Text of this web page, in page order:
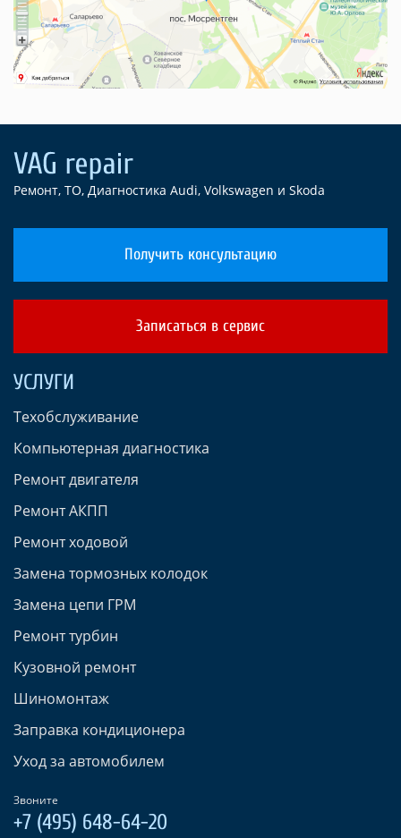
Ремонт, ТО, Диагностика Audi, Volkswagen и Skoda
Получить консультацию
Записаться в сервис
УСЛУГИ
Техобслуживание
Компьютерная диагностика
Ремонт двигателя
Ремонт АКПП
Ремонт ходовой
Замена тормозных колодок
Замена цепи ГРМ
Ремонт турбин
Кузовной ремонт
Шиномонтаж
Заправка кондиционера
Уход за автомобилем
Звоните
+7 (495) 648-64-20